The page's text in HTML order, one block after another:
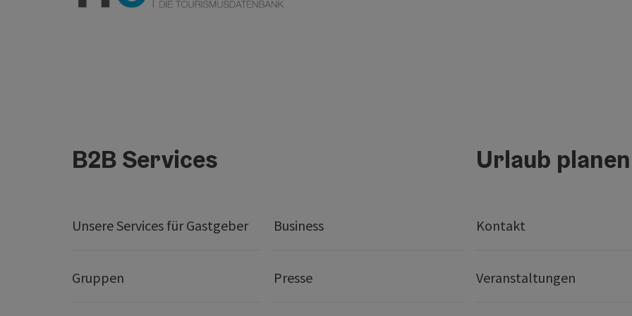
B2B Services
Unsere Services für Gastgeber Business
Gruppen Presse
Urlaub
Kontakt
Veranstaltungen